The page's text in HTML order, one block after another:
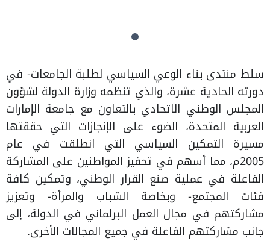
سلط منتدى بناء الوعي السياسي لطلبة الجامعات- في
دورته الحادية عشرة، والذي تنظمه وزارة الدولة لشؤون
المجلس الوطني الاتحادي بالتعاون مع جامعة الإمارات
العربية المتحدة، الضوء على الإنجازات التي حققتها
مسيرة التمكين السياسي التي انطلقت في عام
2005م، مما أسهم في تحفيز المواطنين على المشاركة
الفاعلة في عملية صنع القرار الوطني، وتمكين كافة
فئات المجتمع- وبخاصة الشباب والمرأة- وتعزيز
مشاركتهم في مجال العمل البرلماني في الدولة، إلى
جانب مشاركتهم الفاعلة في جميع المجالات الأخرى.